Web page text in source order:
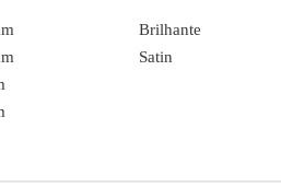
Brilhante
Satin